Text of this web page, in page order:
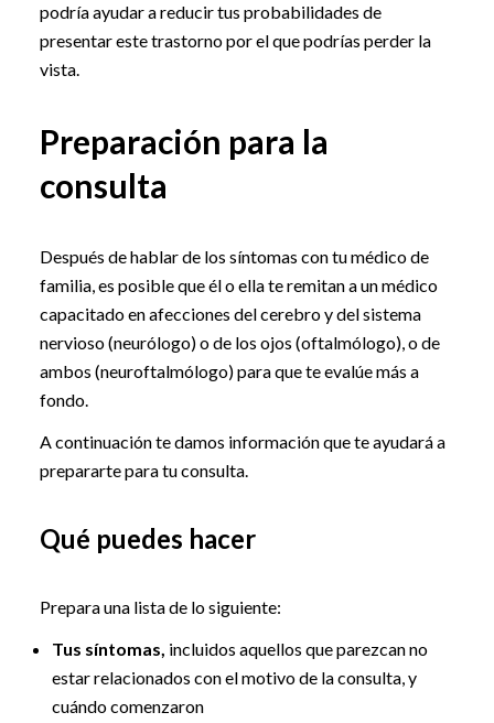
podría ayudar a reducir tus probabilidades de
presentar este trastorno por el que podrías perder la
vista.
Preparación para la
consulta
Después de hablar de los síntomas con tu médico de
familia, es posible que él o ella te remitan a un médico
capacitado en afecciones del cerebro y del sistema
nervioso (neurólogo) o de los ojos (oftalmólogo), o de
ambos (neuroftalmólogo) para que te evalúe más a
fondo.
A continuación te damos información que te ayudará a
prepararte para tu consulta.
Qué puedes hacer
Prepara una lista de lo siguiente:
Tus síntomas, incluidos aquellos que parezcan no
estar relacionados con el motivo de la consulta, y
cuándo comenzaron